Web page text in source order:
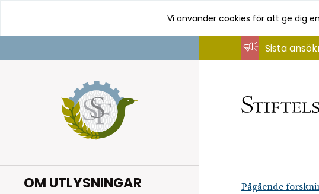
innehåll
Vi använder cookies för att ge dig
OM UTLYSNINGAR
Sista
Pågående